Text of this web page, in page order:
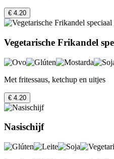
€ 4.20
Vegetarische Frikandel
Met fritessaus, ketchup en uitjes
€ 4.20
Nasischijf